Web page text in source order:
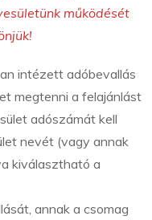
működését
intézett adóbevallás
megtenni a felajánlást
adószámát kell
nevét (vagy annak
kiválasztható a
annak a csomag